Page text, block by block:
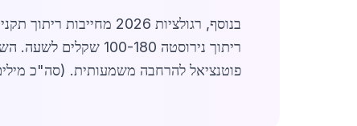
ריתוך נירוסטה 100-180 שקלים לשעה. השוק כולל גם שירותי חירום 24/7, חיוניים לתעשיות. בסיכום,
פוטנציאל להרחבה משמעותית. (סה"כ מילים: